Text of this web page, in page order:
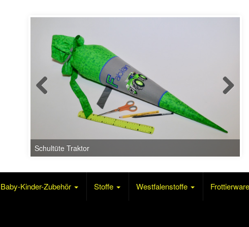
Schultüte Traktor
Baby-Kinder-Zubehör Stoffe Westfalenstoffe